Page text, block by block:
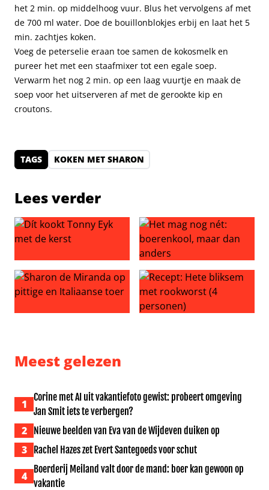
het 2 min. op middelhoog vuur. Blus het vervolgens af met
de 700 ml water. Doe de bouillonblokjes erbij en laat het 5
min. zachtjes koken.
Voeg de peterselie eraan toe samen de kokosmelk en
pureer het met een staafmixer tot een egale soep.
Verwarm het nog 2 min. op een laag vuurtje en maak de
soep voor het uitserveren af met de gerookte kip en
croutons.
TAGS KOKEN MET SHARON
Lees verder
Dít kookt Tonny Eyk met de kerstHet mag nog nét:
Meest gelezen
1
Corine met AI uit vakantiefoto gewist: probeert omgeving
Jan Smit iets te verbergen?
2 Nieuwe beelden van Eva van de Wijdeven duiken op
3 Rachel Hazes zet Evert Santegoeds voor schut
4
Boerderij Meiland valt door de mand: boer kan gewoon op
vakantie